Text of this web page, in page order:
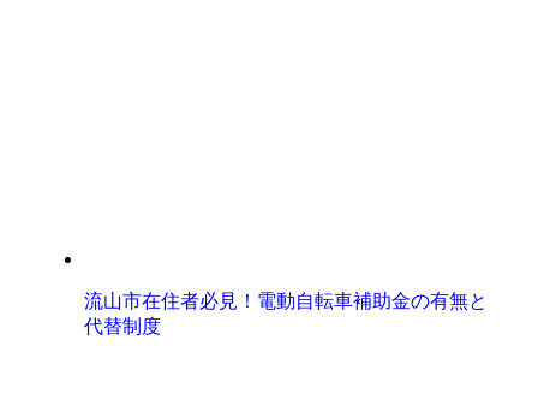
流山市在住者必見！電動自転車補助金の有無と
代替制度